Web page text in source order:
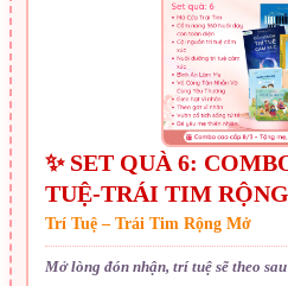
✨ SET QUÀ 6:
TUỆ-TRÁI TIM
Trí Tuệ – Trái Tim Rộng Mở
Mở lòng đón nhận, trí tuệ sẽ theo